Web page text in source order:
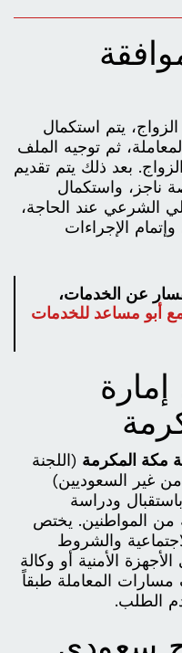
يتم استكمال
ثم توجيه الملف
بعد ذلك يتم تقديم
ناجز، واستكمال
الشرعي عند الحاجة،
الإجراءات
عن الخدمات،
أبو مساعد للخدمات
مكة المكرمة (اللجنة
غير السعوديين)
باستقبال ودراسة
من المواطنين. يختص
والشروط
الأمنية أو وكالة
مسارات المعاملة طبقاً
الطلب.